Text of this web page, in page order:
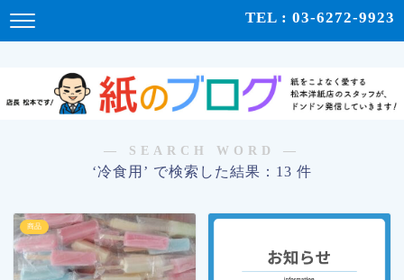
TEL : 03-6272-9923
― SEARCH WORD ―
‘冷食用’ で検索した結果：13 件
商品